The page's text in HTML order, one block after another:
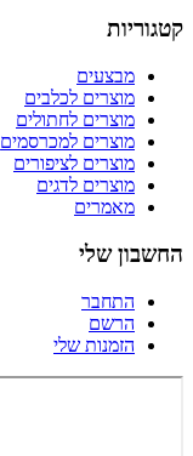
קטגוריות
מבצעים
מוצרים לכלבים
מוצרים לחתולים
מוצרים למכרסמים
מוצרים לציפורים
מוצרים לדגים
מאמרים
החשבון שלי
התחבר
הרשם
הזמנות שלי